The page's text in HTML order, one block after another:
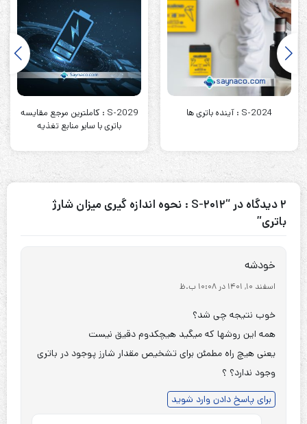
S-2024 : آینده باتری ها
S-2029 : کاملترین مرجع مقایسه
باتری با سایر منابع تغذیه
2 دیدگاه در “S-2012 : نحوه اندازه گیری میزان شارژ
باتری”
خودشه
اسفند 10, 1401 در 10:08 ب.ظ
خوب نتیجه چی شد؟
همه این روشها که میگید هیچکدوم دقیق نیست
یعنی هیچ راه مطمئن برای تشخیص مقدار شارز پوجود در باتری
وجود ندارد؟ ؟
برای پاسخ دادن وارد شوید